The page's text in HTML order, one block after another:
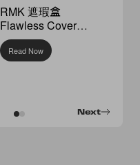
RMK 遮瑕盒
Flawless Cover
Concealer
Read Now
Next